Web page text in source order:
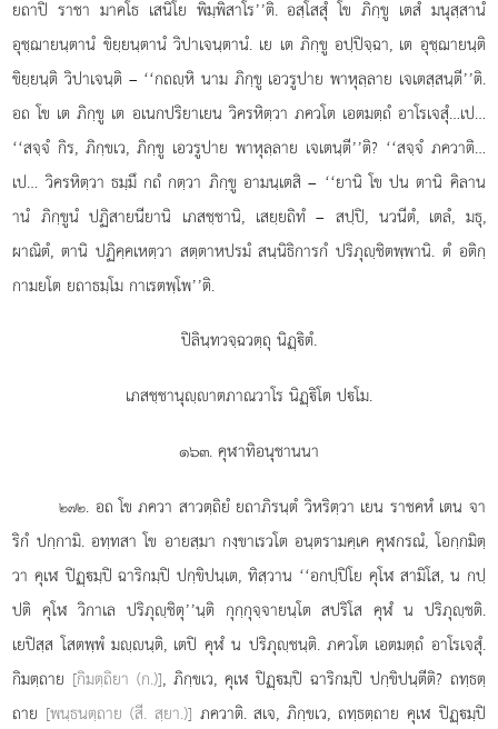
ยถาปิ ราชา มาคโธ เสนิโย พิมฺพิสาโร’’ติ. อสฺโสสุํ โข ภิกฺขู เตสํ มนุสฺสานํ
อุชฺฌายนฺตานํ ขิยฺยนฺตานํ วิปาเจนฺตานํ. เย เต ภิกฺขู อปฺปิจฺฉา, เต อุชฺฌายนฺติ
ขิยฺยนฺติวิปาเจนฺติ – ‘‘กถฺหิ นาม ภิกฺขู เอวรูปาย พาหุลฺลาย เจเตสฺสนฺตี’’ติ.
อถ โข เต ภิกฺขู เต อเนกปริยาเยน วิครหิตฺวา ภควโต เอตมตฺถํ อาโรเจสุํ…เป…
‘‘สจฺจํ กิร, ภิกฺขเว, ภิกฺขู เอวรูปาย พาหุลฺลาย เจเตนฺตี’’ติ? ‘‘สจฺจํ ภควาติ…
เป… วิครหิตฺวา ธมฺมึ กถํ กตฺวา ภิกฺขู อามนฺเตสิ – ‘‘ยานิ โข ปน ตานิ คิลาน
านํ ภิกฺขูนํปฏิสายนียานิ เภสชฺชานิ, เสยฺยถิทํ – สปฺปิ, นวนีตํ, เตลํ, มธุ,
ผาณิตํ, ตานิ ปฏิคฺคเหตฺวา สตฺตาหปรมํ สนฺนิธิการกํ ปริภุฺชิตพฺพานิ. ตํ อติกฺ
กามยโต ยถาธมฺโม กาเรตพฺโพ’’ติ.
ปิลินฺทวจฺฉวตฺถุ นิฏฺิตํ.
เภสชฺชานุฺาตภาณวาโร นิฏฺิโต ปโม.
๑๖๓. คุฬาทิอนุชานนา
๒๗๒. อถ โข ภควา สาวตฺถิยํ ยถาภิรนฺตํ วิหริตฺวา เยน ราชคหํ เตน จา
ริกํ ปกฺกามิ. อทฺทสา โข อายสฺมา กงฺขาเรวโต อนฺตรามคฺเค คุฬกรณํ, โอกฺกมิตฺ
วา คุเฬ ปิฏฺมฺปิ ฉาริกมฺปิ ปกฺขิปนฺเต, ทิสฺวาน ‘‘อกปฺปิโย คุโฬ สามิโส, น กปฺ
ปติ คุโฬ วิกาเล ปริภุฺชิตุ’’นฺติ กุกฺกุจฺจายนฺโต สปริโส คุฬํ น ปริภุฺชติ.
เยปิสฺส โสตพฺพํ มฺนฺติ, เตปิ คุฬํ น ปริภุฺชนฺติ. ภควโต เอตมตฺถํ อาโรเจสุํ.
กิมตฺถาย [กิมตฺถิยา (ก.)], ภิกฺขเว, คุเฬ ปิฏฺมฺปิ ฉาริกมฺปิ ปกฺขิปนฺตีติ? ถทฺธตฺ
ถาย [พนฺธนตฺถาย (สี. สฺยา.)] ภควาติ. สเจ, ภิกฺขเว, ถทฺธตฺถาย คุเฬ ปิฏฺมฺปิ